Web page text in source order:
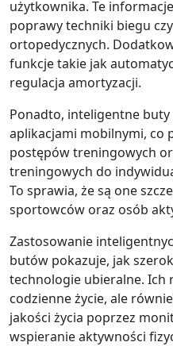
użytkownika. Te
poprawy techniki biegu
ortopedycznych.
funkcje takie jak
regulacja amortyzacji.
Ponadto, inteligentne
aplikacjami mobilnymi, co
postępów treningowych
treningowych do
To sprawia, że są one
sportowców oraz osób
Zastosowanie
butów pokazuje, jak
technologie ubieralne. Ich
codzienne życie, ale
jakości życia poprzez
wspieranie aktywności